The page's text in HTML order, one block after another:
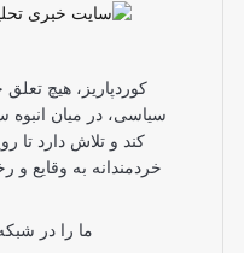
کوردپاریز، هیچ
سیاسی، در میان
کند و تلاش دارد تا
خردمندانه به وقایع و
ما را در